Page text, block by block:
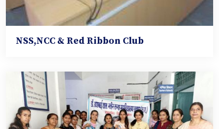
NSS,NCC & Red Ribbon Club